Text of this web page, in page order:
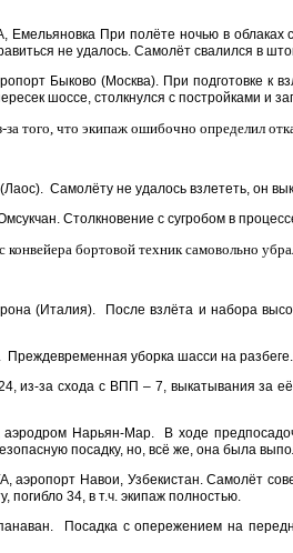
При полёте ночью в
не удалось. Самолёт свалился в
Быково (Москва). При подготовке к
шоссе, столкнулся с постройками и
того, что экипаж ошибочно определил
Самолёту не удалось взлететь, он
Столкновение с сугробом в
бортовой техник самовольно
(Италия). После взлёта и набора
уборка шасси на
из-за схода с ВПП – 7, выкатывания
Нарьян-Мар. В ходе
посадку, но, всё же, она была
аэропорт Навои, Узбекистан. Самолёт
погибло 34, в т.ч. экипаж полностью.
Посадка с опережением на